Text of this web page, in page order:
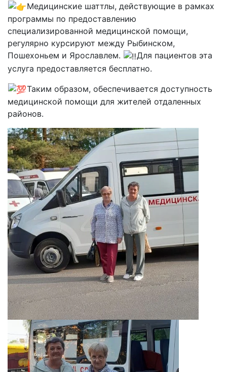
Медицинские шаттлы, действующие в рамках
программы по предоставлению
специализированной медицинской помощи,
регулярно курсируют между Рыбинском,
Пошехоньем и Ярославлем.
Для пациентов эта
услуга предоставляется бесплатно.
Таким образом, обеспечивается доступность
медицинской помощи для жителей отдаленных
районов.